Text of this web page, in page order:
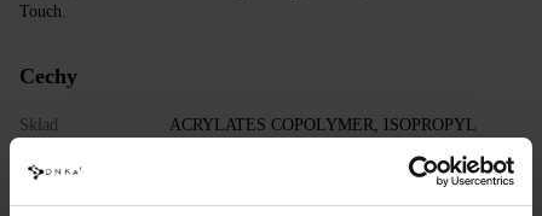
Touch.
Cechy
Skład
ACRYLATES COPOLYMER, ISOPROPYL
TRIISOSTEARATE, DIMETHICONE,
HYDROXYPROPYL METHACRYLATE, BIS-
TRIMETHYLBENZOYL PHENYLPHOSPHINE